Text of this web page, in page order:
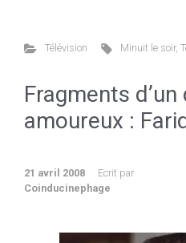
Télévision Minuit le soir,
Fragments
amoureux :
21 avril 2008
Ecrit par
Coinducinephage